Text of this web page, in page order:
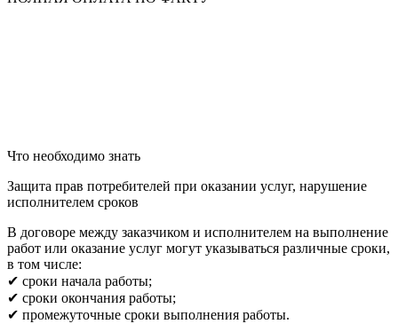
Что необходимо знать
Защита прав потребителей при оказании услуг, нарушение
исполнителем сроков
В договоре между заказчиком и исполнителем на выполнение
работ или оказание услуг могут указываться различные сроки,
в том числе:
✔ сроки начала работы;
✔ сроки окончания работы;
✔ промежуточные сроки выполнения работы.